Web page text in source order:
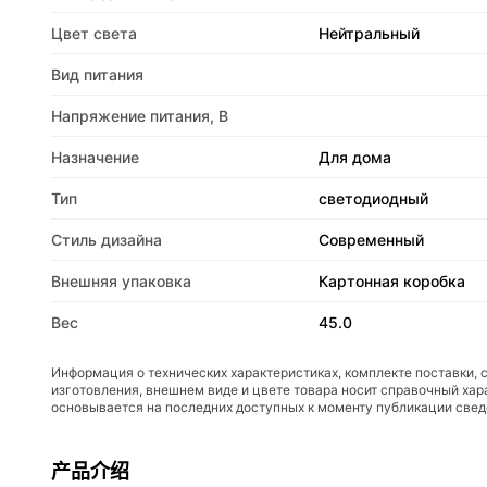
Цвет света Нейтральный
Вид питания
Напряжение питания, В
Назначение Для дома
Тип светодиодный
Стиль дизайна Современный
Внешняя упаковка Картонная коробка
Вес 45.0
Информация о технических характеристиках, комплекте поставки,
изготовления, внешнем виде и цвете товара носит справочный
основывается на последних доступных к моменту публикации
产品介绍